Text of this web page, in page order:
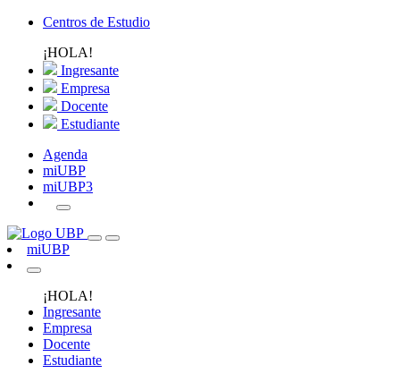
Centros de Estudio
¡HOLA!
Ingresante
Empresa
Docente
Estudiante
Agenda
miUBP
miUBP3
miUBP
¡HOLA!
Ingresante
Empresa
Docente
Estudiante